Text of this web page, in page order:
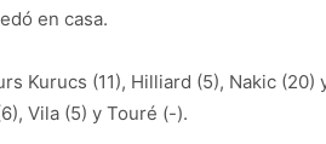
en casa.
Kurucs (11), Hilliard (5), Nakic (20)
Vila (5) y Touré (-).